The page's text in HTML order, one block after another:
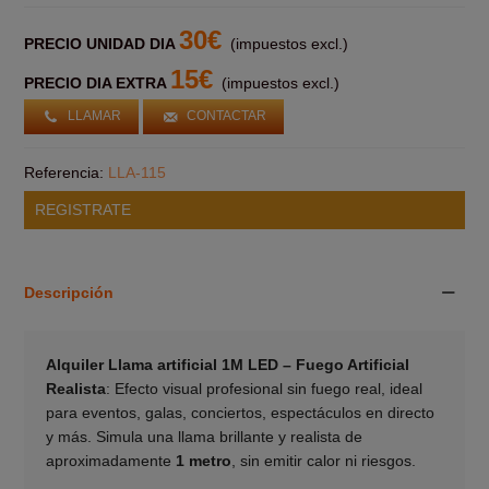
PRECIO UNIDAD DIA30€ (impuestos excl.)
PRECIO DIA EXTRA 15€ (impuestos excl.)
LLAMAR CONTACTAR
Referencia: LLA-115
REGISTRATE
Descripción
Alquiler Llama artificial 1M LED – Fuego Artificial
Realista: Efecto visual profesional sin fuego real, ideal
para eventos, galas, conciertos, espectáculos en directo
y más. Simula una llama brillante y realista de
aproximadamente 1 metro , sin emitir calor ni riesgos.